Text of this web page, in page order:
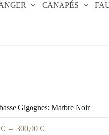
CANAPÉS
Gigognes: Marbre Noir
€ – 300,00 €